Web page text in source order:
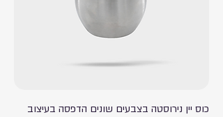
כוס יין נירוסטה בצבעים שונים הדפסה בעיצוב